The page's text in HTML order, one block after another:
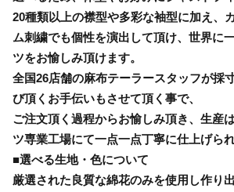
20種類以上の襟型や多彩な袖型に加え、
ム刺繍でも個性を演出して頂け、世界に
ツをお愉しみ頂けます。
全国26店舗の麻布テーラースタッフが採
び頂くお手伝いもさせて頂く事で、
ご注文頂く過程からお愉しみ頂き、生産
ツ専業工場にて一点一点丁寧に仕上げられ
■選べる生地・色について
厳選された良質な綿花のみを使用し作り